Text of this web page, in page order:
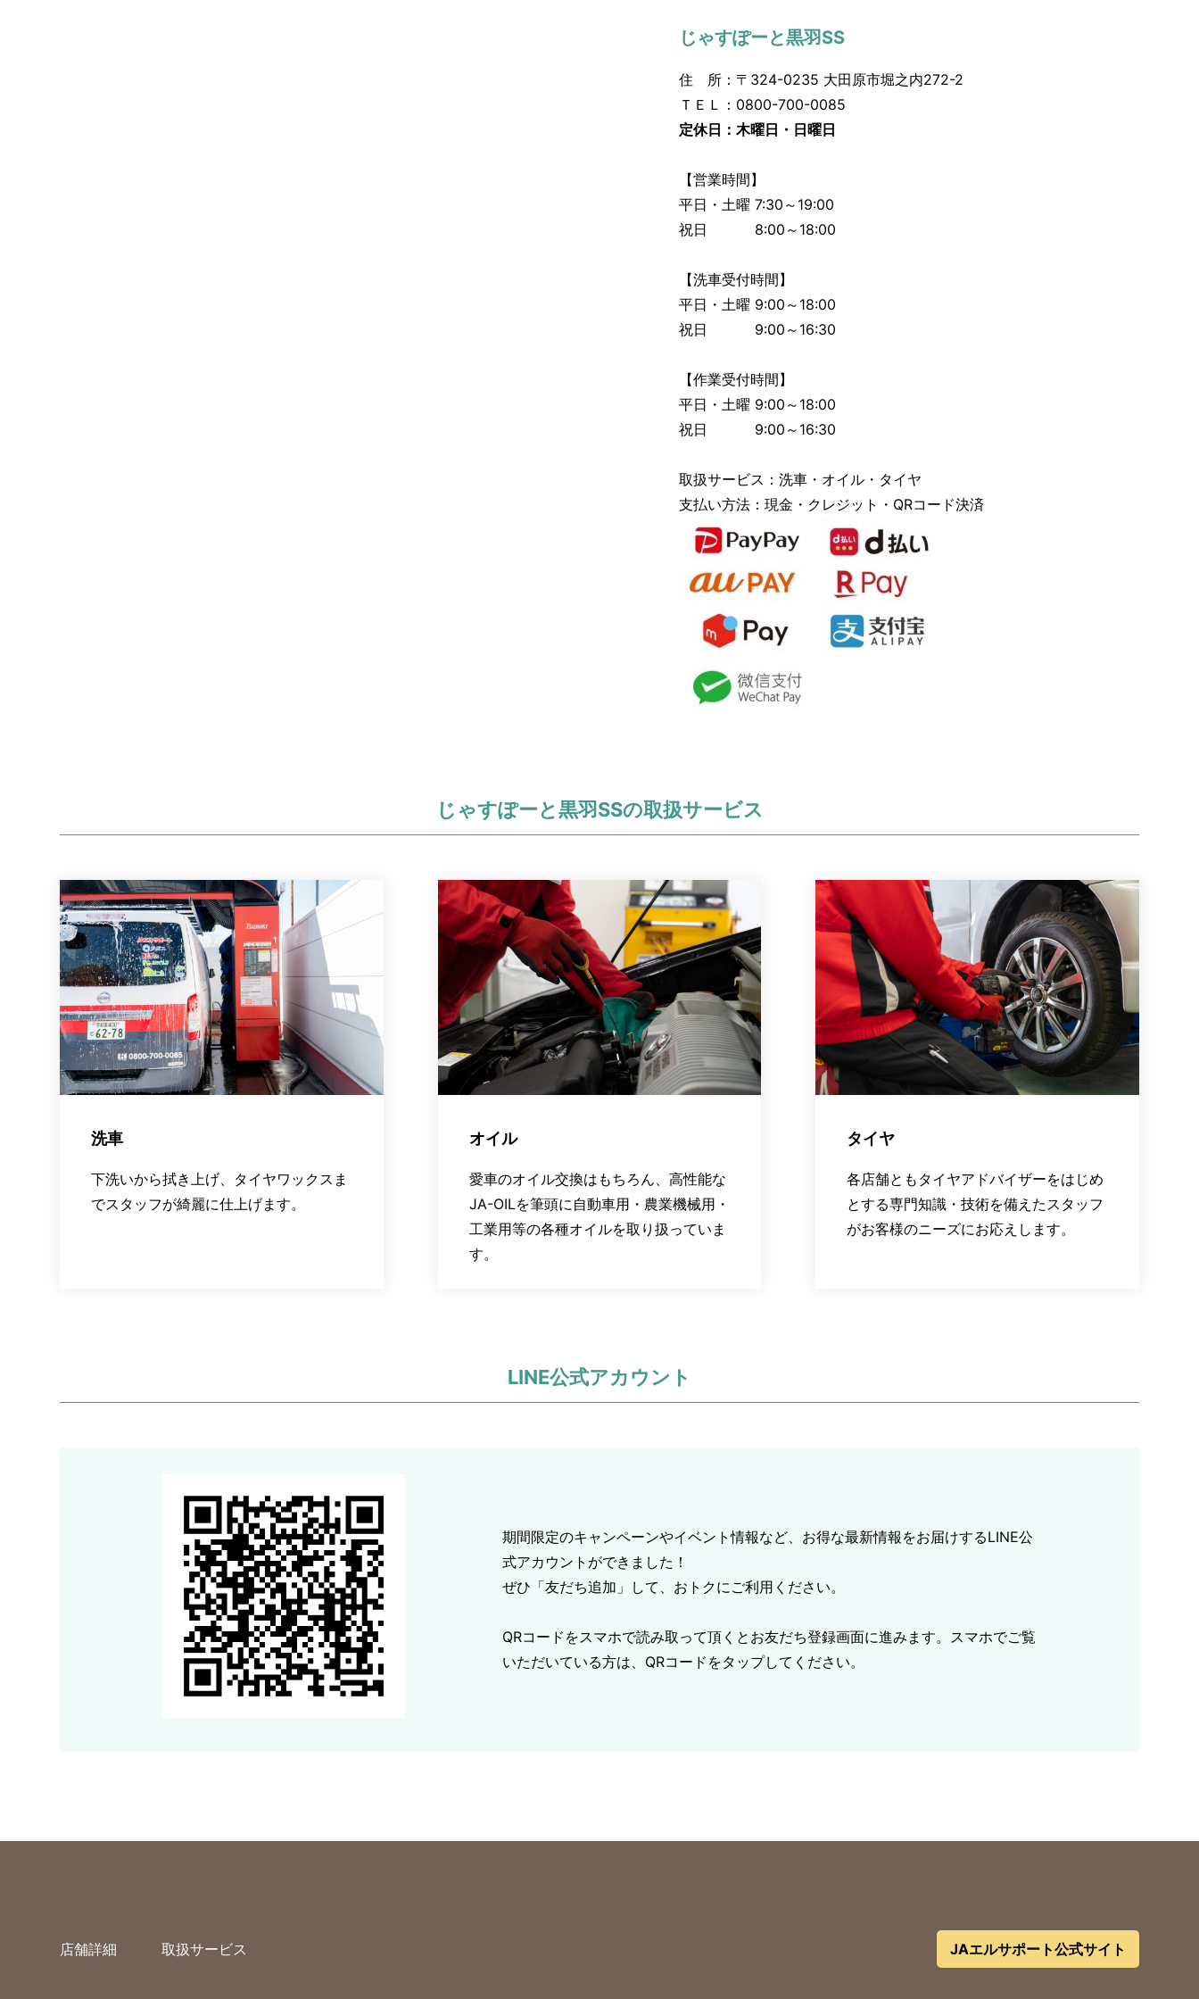
じゃすぽーと黒羽SS
住 所：〒324-0235 大田原市堀之内272-2
ＴＥＬ：0800-700-0085
定休日：木曜日・日曜日
【営業時間】
平日・土曜 7:30～19:00
祝日 8:00～18:00
【洗車受付時間】
平日・土曜 9:00～18:00
祝日 9:00～16:30
【作業受付時間】
平日・土曜 9:00～18:00
祝日 9:00～16:30
取扱サービス：洗車・オイル・タイヤ
支払い方法：現金・クレジット・QRコード決済
じゃすぽーと黒羽SSの取扱サービス
洗車
下洗いから拭き上げ、タイヤワックスま
でスタッフが綺麗に仕上げます。
オイル
愛車のオイル交換はもちろん、高性能な
JA-OILを筆頭に自動車用・農業機械用・
工業用等の各種オイルを取り扱っていま
す。
タイヤ
各店舗ともタイヤアドバイザーをはじめ
とする専門知識・技術を備えたスタッフ
がお客様のニーズにお応えします。
LINE公式アカウント
期間限定のキャンペーンやイベント情報など、お得な最新情報をお届けするLINE公
式アカウントができました！
ぜひ「友だち追加」して、おトクにご利用ください。
QRコードをスマホで読み取って頂くとお友だち登録画面に進みます。スマホでご覧
いただいている方は、QRコードをタップしてください。
店舗詳細 取扱サービス JAエルサポート公式サイト